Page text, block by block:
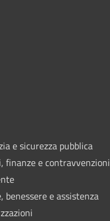
e sicurezza pubblica
finanze e contravvenzioni
benessere e assistenza